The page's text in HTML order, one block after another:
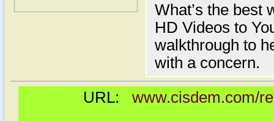
What’s the best
HD Videos to
walkthrough to
with a concern.
URL: www.cisdem.com/